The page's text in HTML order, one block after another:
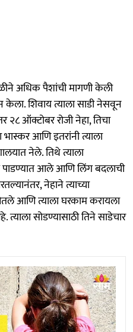
अधिक पैशांची मागणी केली
केला. शिवाय त्याला साडी नेसवून
२८ ऑक्टोबर रोजी नेहा, तिचा
आणि इतरांनी त्याला
नेले. तिथे त्याला
पाडण्यात आले आणि लिंग बदलाची
नेहाने त्याच्या
आणि त्याला घरकाम करायला
सोडण्यासाठी तिने साडेचार